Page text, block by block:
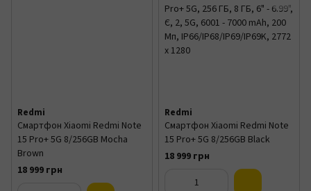
Redmi
Смартфон Xiaomi Redmi Note
15 Pro+ 5G 8/256GB Mocha
Brown
18 999 грн
Redmi
Смартфон Xiaomi Redmi Note
15 Pro+ 5G 8/256GB Black
18 999 грн